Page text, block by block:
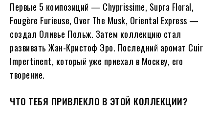
Первые 5 композиций — Chyprissime, Supra Floral,
Fougère Furieuse, Over The Musk, Oriental Express —
создал Оливье Польж. Затем коллекцию стал
развивать Жан-Кристоф Эро. Последний аромат Cuir
Impertinent, который уже приехал в Москву, его
творение.
ЧТО ТЕБЯ ПРИВЛЕКЛО В ЭТОЙ КОЛЛЕКЦИИ?